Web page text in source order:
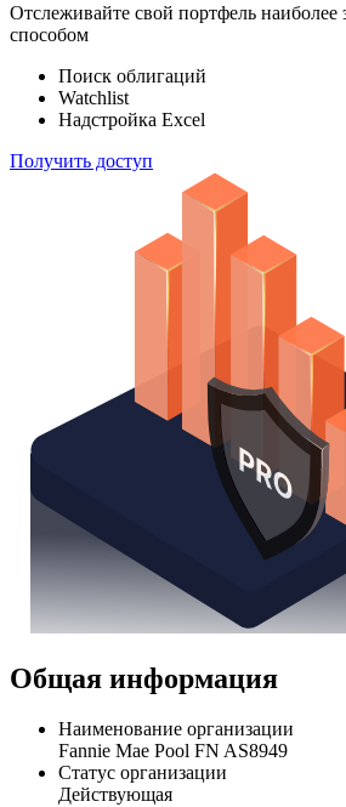
Отслеживайте свой портфель
способом
Поиск облигаций
Watchlist
Надстройка Excel
Получить доступ
Общая информация
Наименование организации
Fannie Mae Pool FN AS8949
Статус организации
Действующая